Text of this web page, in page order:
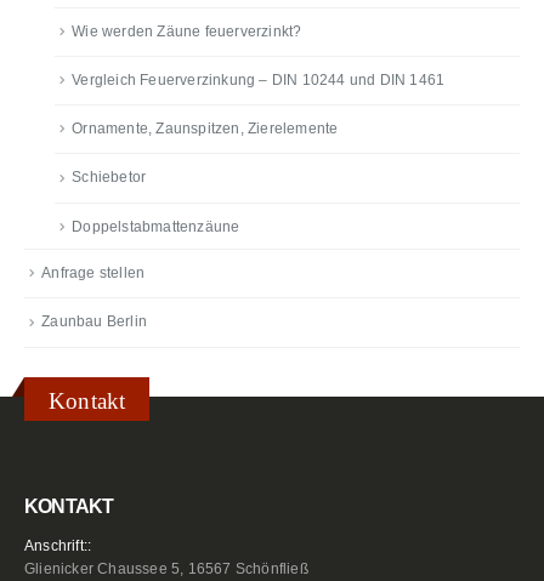
Wie werden Zäune feuerverzinkt?
Vergleich Feuerverzinkung – DIN 10244 und DIN 1461
Ornamente, Zaunspitzen, Zierelemente
Schiebetor
Doppelstabmattenzäune
Anfrage stellen
Zaunbau Berlin
Kontakt
KONTAKT
Anschrift::
Glienicker Chaussee 5, 16567 Schönfließ